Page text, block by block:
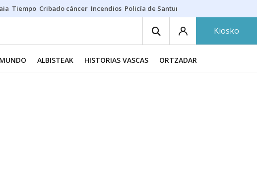
Tiempo Cribado cáncer Incendios Policía de Santurtzi
Kiosko
MUNDO ALBISTEAK HISTORIAS VASCAS ORTZADAR